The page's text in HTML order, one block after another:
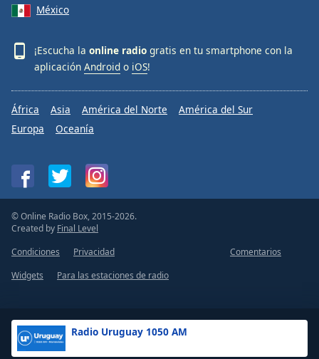
Radio Uruguay 1050 AM
México
¡Escucha la online radio gratis en tu smartphone con la
aplicación Android o iOS!
África Asia América del Norte
América del Sur
Europa
Oceanía
© Online Radio Box, 2015-2026.
Created by Final Level
Condiciones
Privacidad
Comentarios
Widgets
Para las estaciones de radio